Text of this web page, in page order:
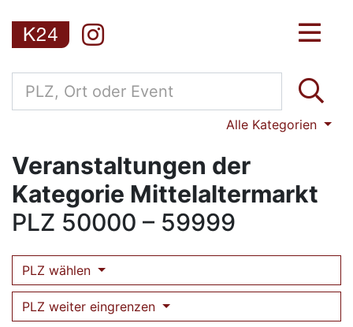
Alle Kategorien
Veranstaltungen der
Kategorie Mittelaltermarkt
PLZ 50000 – 59999
PLZ wählen
PLZ weiter eingrenzen